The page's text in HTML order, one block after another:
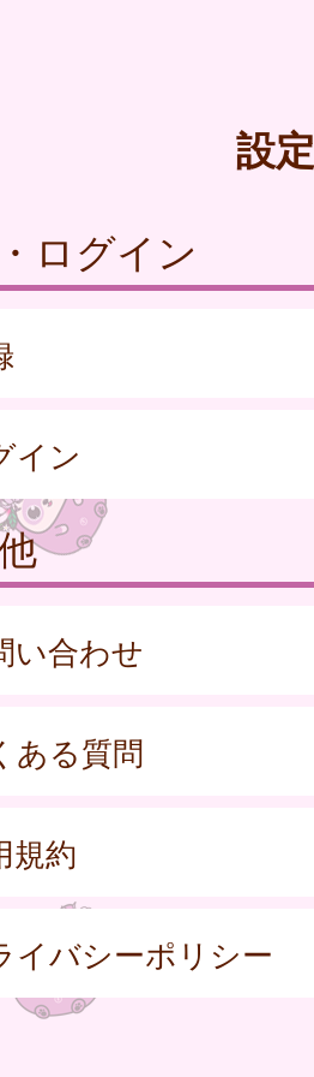
設定
ログイン
イン
い合わせ
ある質問
規約
イバシーポリシー